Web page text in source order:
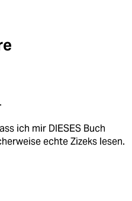
ich mir DIESES Buch
echte Zizeks lesen.